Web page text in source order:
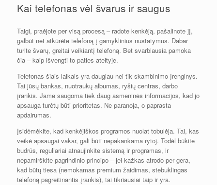
Kai telefonas vėl švarus ir saugus
Taigi, praėjote per visą procesą – radote kenkėją, pašalinote jį,
galbūt net atkūrėte telefoną į gamyklinius nustatymus. Dabar
turite švarų, greitai veikiantį telefoną. Bet svarbiausia pamoka
čia – kaip išvengti to paties ateityje.
Telefonas šiais laikais yra daugiau nei tik skambinimo įrenginys.
Tai jūsų bankas, nuotraukų albumas, ryšių centras, darbo
įrankis. Jame saugoma tiek daug asmeninės informacijos, kad jo
apsauga turėtų būti prioritetas. Ne paranoja, o paprasta
apdairumas.
Įsidėmėkite, kad kenkėjiškos programos nuolat tobulėja. Tai, kas
veikė apsaugai vakar, gali būti nepakankama rytoj. Todėl būkite
budrūs, reguliariai atnaujinkite sistemą ir programas, ir
nepamirškite pagrindinio principo – jei kažkas atrodo per gera,
kad būtų tiesa (nemokamas premium žaidimas, stebuklingas
telefoną pagreitinantis įrankis), tai tikriausiai taip ir yra.